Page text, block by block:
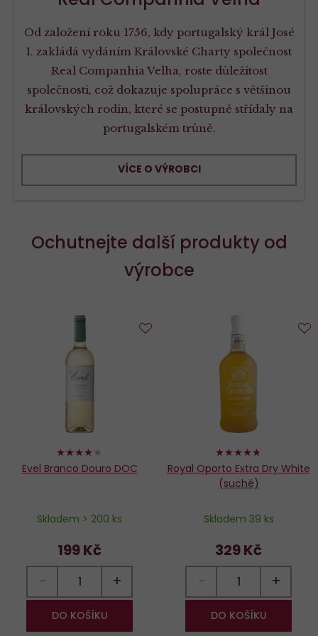
Od založení roku 1756, kdy portugalský král José
I. zakládá vydáním Královské Charty společnost
Real Companhia Velha, roste důležitost
společnosti, což dokazuje spolupráce s většinou
královských rodin, které se postupně střídaly na
portugalském trůně.
VÍCE O VÝROBCI
Ochutnejte další produkty od
výrobce
80%
Evel Branco Douro DOC
Skladem > 200 ks
199 Kč
− +
DO KOŠÍKU
94%
Royal Oporto Extra Dry White
(suché)
Skladem 39 ks
329 Kč
− +
DO KOŠÍKU